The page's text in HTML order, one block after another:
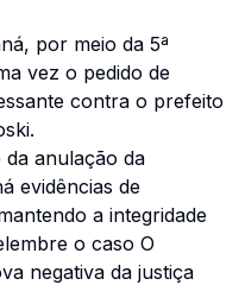
por meio da 5ª
vez o pedido de
contra o prefeito
da anulação da
evidências de
a integridade
o caso O
negativa da justiça